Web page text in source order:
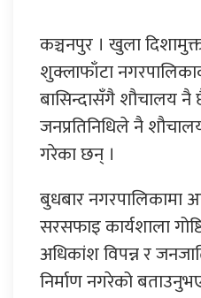
कञ्चनपुर । खुला
शुक्लाफाँटा
बासिन्दासँगै शौचालय
जनप्रतिनिधिले नै
गरेका छन् ।
बुधबार नगरपालिकामा
सरसफाइ कार्यशाला
अधिकांश विपन्न र
निर्माण नगरेको